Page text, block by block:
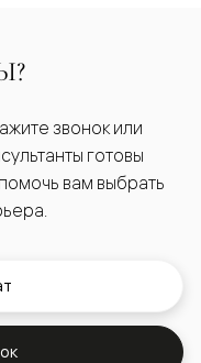
звонок или
готовы
вам выбрать